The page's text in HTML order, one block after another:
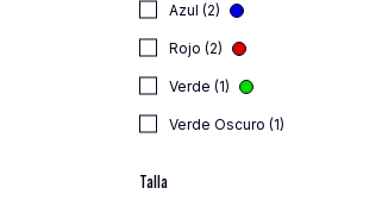
Azul (2)
Rojo (2)
Verde (1)
Verde Oscuro (1)
Talla